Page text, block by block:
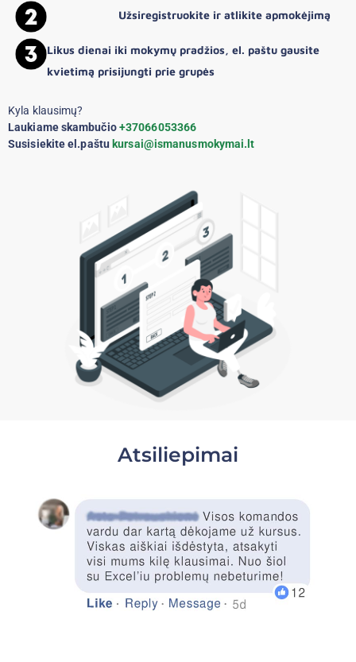
Užsiregistruokite ir atlikite apmokėjimą
Likus dienai iki mokymų pradžios, el. paštu gausite
kvietimą prisijungti prie grupės
Kyla klausimų?
Laukiame skambučio+37066053366
Susisiekite el.paštu kursai@ismanusmokymai.lt
Atsiliepimai